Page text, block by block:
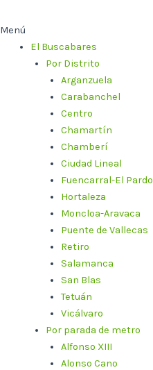
Menú
El Buscabares
Por Distrito
Arganzuela
Carabanchel
Centro
Chamartín
Chamberí
Ciudad Lineal
Fuencarral-El Pardo
Hortaleza
Moncloa-Aravaca
Puente de Vallecas
Retiro
Salamanca
San Blas
Tetuán
Vicálvaro
Por parada de metro
Alfonso XIII
Alonso Cano